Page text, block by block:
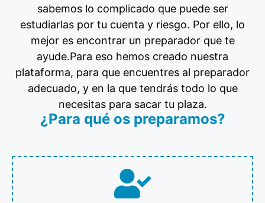
sabemos lo complicado que puede ser
estudiarlas por tu cuenta y riesgo. Por ello, lo
mejor es encontrar un preparador que te
ayude.Para eso hemos creado nuestra
plataforma, para que encuentres al preparador
adecuado, y en la que tendrás todo lo que
necesitas para sacar tu plaza.
¿Para qué os preparamos?